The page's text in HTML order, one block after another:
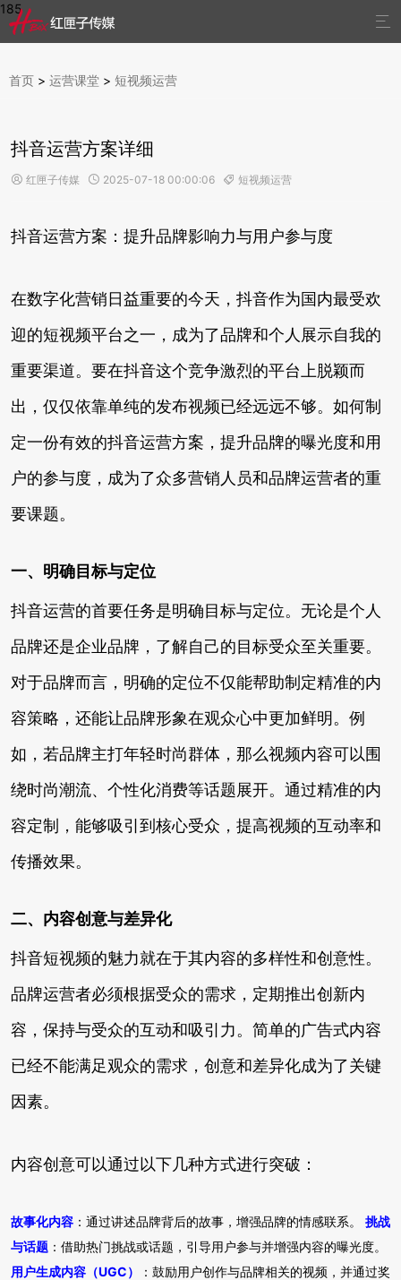
185

首页 > 运营课堂 > 短视频运营
抖音运营方案详细
 红匣子传媒  2025-07-18 00:00:06  短视频运营
抖音运营方案：提升品牌影响力与用户参与度
在数字化营销日益重要的今天，抖音作为国内最受欢
迎的短视频平台之一，成为了品牌和个人展示自我的
重要渠道。要在抖音这个竞争激烈的平台上脱颖而
出，仅仅依靠单纯的发布视频已经远远不够。如何制
定一份有效的抖音运营方案，提升品牌的曝光度和用
户的参与度，成为了众多营销人员和品牌运营者的重
要课题。
一、明确目标与定位
抖音运营的首要任务是明确目标与定位。无论是个人
品牌还是企业品牌，了解自己的目标受众至关重要。
对于品牌而言，明确的定位不仅能帮助制定精准的内
容策略，还能让品牌形象在观众心中更加鲜明。例
如，若品牌主打年轻时尚群体，那么视频内容可以围
绕时尚潮流、个性化消费等话题展开。通过精准的内
容定制，能够吸引到核心受众，提高视频的互动率和
传播效果。
二、内容创意与差异化
抖音短视频的魅力就在于其内容的多样性和创意性。
品牌运营者必须根据受众的需求，定期推出创新内
容，保持与受众的互动和吸引力。简单的广告式内容
已经不能满足观众的需求，创意和差异化成为了关键
因素。
内容创意可以通过以下几种方式进行突破：
故事化内容 ：通过讲述品牌背后的故事，增强品牌的情感联系。 挑战
与话题 ：借助热门挑战或话题，引导用户参与并增强内容的曝光度。
用户生成内容（UGC）
：鼓励用户创作与品牌相关的视频，并通过奖